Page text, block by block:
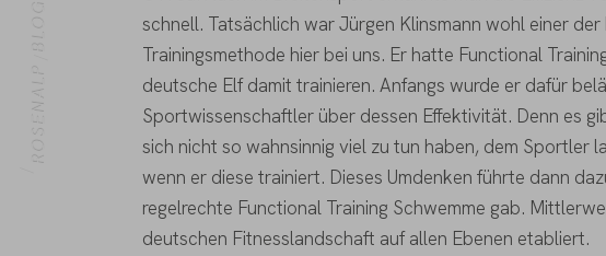
HOMEROSENALP
BLOG
schnell. Tatsächlich war Jürgen Klinsmann wohl einer
Trainingsmethode hier bei uns. Er hatte Functional
deutsche Elf damit trainieren. Anfangs wurde er dafür
Sportwissenschaftler über dessen Effektivität. Denn es
sich nicht so wahnsinnig viel zu tun haben, dem Sportler
wenn er diese trainiert. Dieses Umdenken führte dann
regelrechte Functional Training Schwemme gab.
deutschen Fitnesslandschaft auf allen Ebenen etabliert.